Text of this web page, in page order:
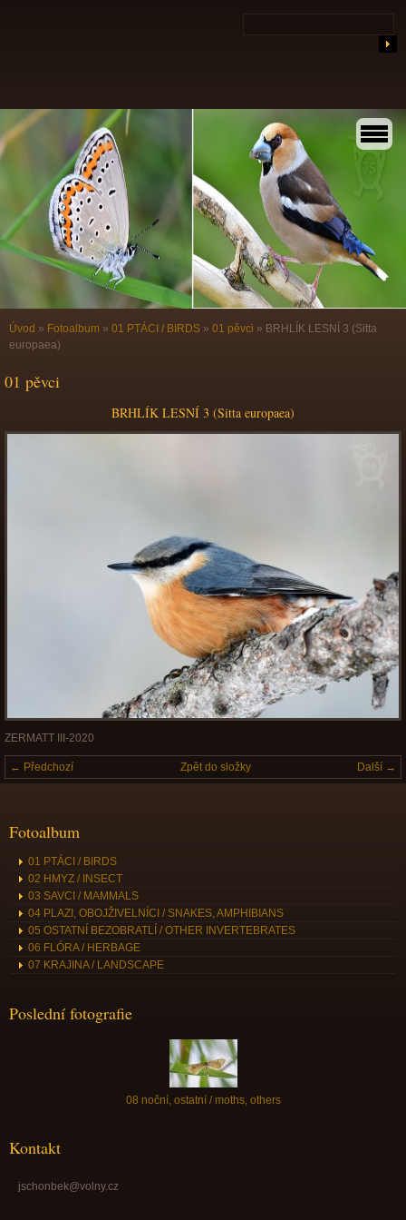
Úvod » Fotoalbum » 01 PTÁCI / BIRDS » 01 pěvci » BRHLÍK LESNÍ 3 (Sitta
europaea)
01 pěvci
BRHLÍK LESNÍ 3 (Sitta europaea)
ZERMATT III-2020
← Předchozí Další →
Zpět do složky
Fotoalbum
01 PTÁCI / BIRDS
02 HMYZ / INSECT
03 SAVCI / MAMMALS
04 PLAZI, OBOJŽIVELNÍCI / SNAKES, AMPHIBIANS
05 OSTATNÍ BEZOBRATLÍ / OTHER INVERTEBRATES
06 FLÓRA / HERBAGE
07 KRAJINA / LANDSCAPE
Poslední fotografie
08 noční, ostatní / moths, others
Kontakt
jschonbek@volny.cz